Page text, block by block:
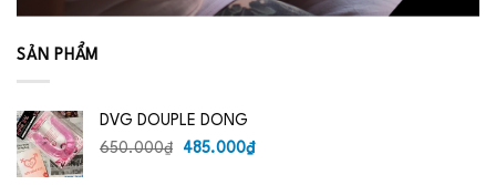
SẢN PHẨM
DVG DOUPLE DONG
650.000₫
Giá
485.000₫Giá